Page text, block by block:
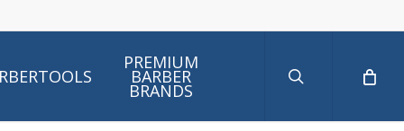
PREMIUM
BARBER
BRANDS